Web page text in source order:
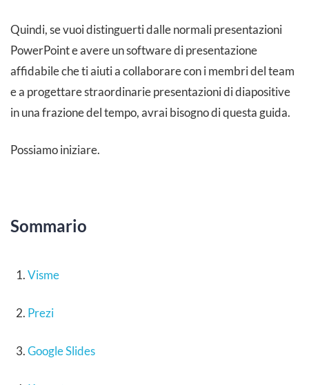
Quindi, se vuoi distinguerti dalle normali presentazioni
PowerPoint e avere un software di presentazione
affidabile che ti aiuti a collaborare con i membri del team
e a progettare straordinarie presentazioni di diapositive
in una frazione del tempo, avrai bisogno di questa guida.
Possiamo iniziare.
Sommario
Visme
Prezi
Google Slides